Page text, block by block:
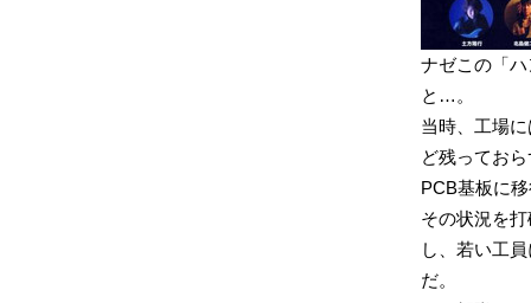
ナゼこの「
と…。
当時、工場
ど残ってお
PCB基板に
その状況を
し、若い工
だ。